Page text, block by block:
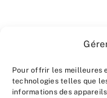
Pour offrir les meilleures
technologies telles que
informations des